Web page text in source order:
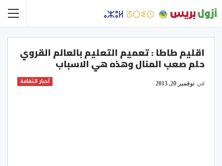
اقليم طاطا : تعميم التعليم بالعالم القروي
حلم صعب المنال وهذه هي الاسباب
أخبار الثقافة في نوفمبر 20, 2013